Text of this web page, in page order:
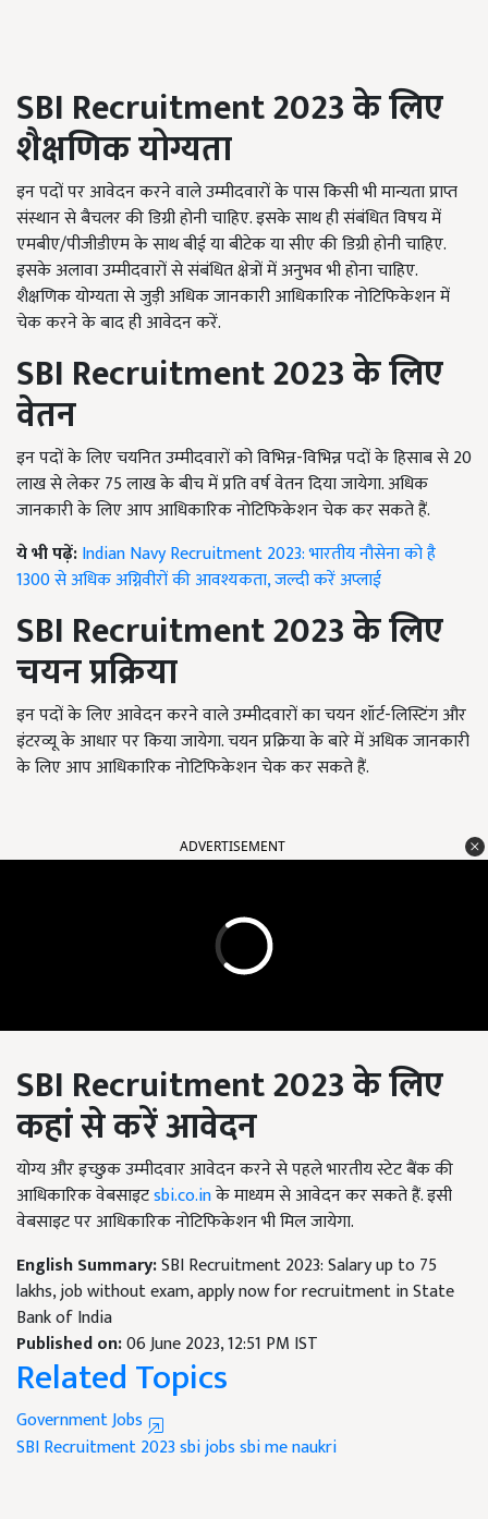
SBI Recruitment 2023के लिए
शैक्षणिक योग्यता
इन पदों पर आवेदन करने वाले उम्मीदवारों के पास किसी भी मान्यता प्राप्त
संस्थान से बैचलर की डिग्री होनी चाहिए. इसके साथ ही संबंधित विषय में
एमबीए/पीजीडीएम के साथ बीई या बीटेक या सीए की डिग्री होनी चाहिए.
इसके अलावा उम्मीदवारों से संबंधित क्षेत्रों में अनुभव भी होना चाहिए.
शैक्षणिक योग्यता से जुड़ी अधिक जानकारी आधिकारिक नोटिफिकेशन में
चेक करने के बाद ही आवेदन करें.
SBI Recruitment 2023के लिए
वेतन
इन पदों के लिए चयनित उम्मीदवारों को विभिन्न-विभिन्न पदों के हिसाब से 20
लाख से लेकर 75 लाख के बीच में प्रति वर्ष वेतन दिया जायेगा. अधिक
जानकारी के लिए आप आधिकारिक नोटिफिकेशन चेक कर सकते हैं.
ये भी पढ़ें:Indian Navy Recruitment 2023: भारतीय नौसेना को है
1300 से अधिक अग्निवीरों की आवश्यकता, जल्दी करें अप्लाई
SBI Recruitment 2023के लिए
चयन प्रक्रिया
इन पदों के लिए आवेदन करने वाले उम्मीदवारों का चयन शॉर्ट-लिस्टिंग और
इंटरव्यू के आधार पर किया जायेगा. चयन प्रक्रिया के बारे में अधिक जानकारी
के लिए आप आधिकारिक नोटिफिकेशन चेक कर सकते हैं.
ADVERTISEMENT
SBI Recruitment 2023के लिए
कहां से करें आवेदन
योग्य और इच्छुक उम्मीदवार आवेदन करने से पहले भारतीय स्टेट बैंक की
आधिकारिक वेबसाइटsbi.co.inके माध्यम से आवेदन कर सकते हैं. इसी
वेबसाइट पर आधिकारिक नोटिफिकेशन भी मिल जायेगा.
English Summary:SBI Recruitment 2023: Salary up to 75
lakhs, job without exam, apply now for recruitment in State
Bank of India
Published on:06 June 2023, 12:51 PM IST
Related Topics
Government Jobs
SBI Recruitment 2023sbi jobssbi me naukri